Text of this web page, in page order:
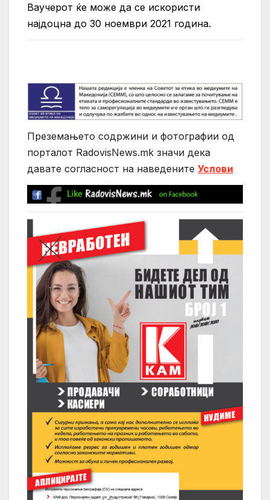
Ваучерот ќе може да се искористи
најдоцна до 30 ноември 2021 година.
Преземањето содржини и фотографии од
порталот RadovisNews.mk значи дека
давате согласност на нaведените Услови